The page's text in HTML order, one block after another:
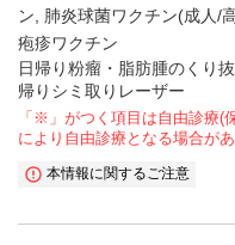
ン
肺炎球菌ワクチン(成人/
疱疹ワクチン
日帰り粉瘤・脂肪腫のくり
帰りシミ取りレーザー
「※」がつく項目は自由診療(
により自由診療となる場合があ
本情報に関するご注意